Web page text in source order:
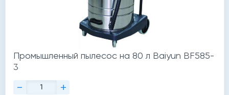
Промышленный пылесос на 80 л Baiyun BF585-
3
- +